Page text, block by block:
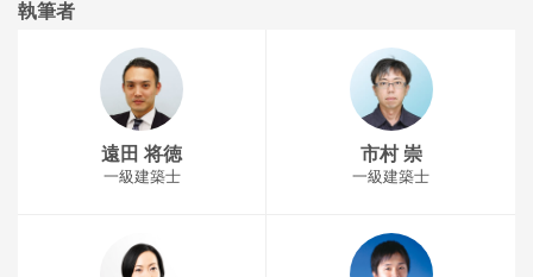
執筆者
遠田 将徳
一級建築士
市村 崇
一級建築士